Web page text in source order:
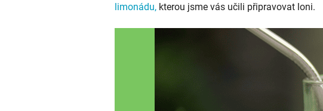
limonádu, kterou jsme vás učili připravovat loni.